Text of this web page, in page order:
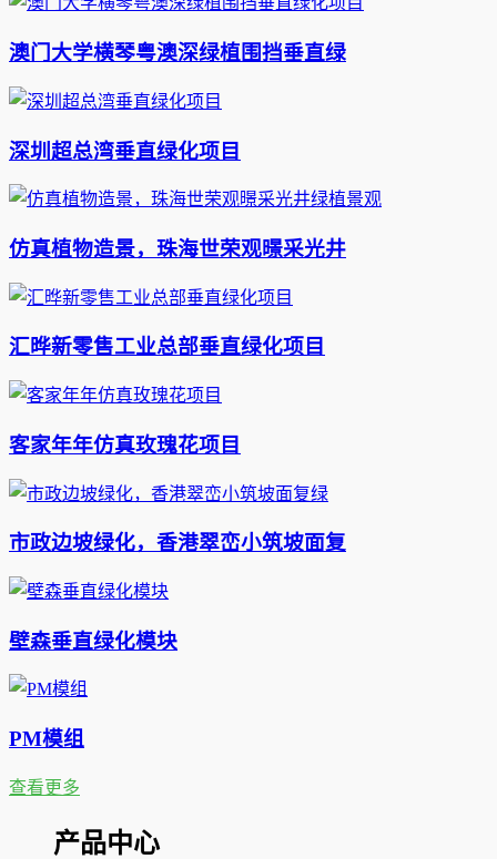
澳门大学横琴粤澳深绿植围挡垂直绿
深圳超总湾垂直绿化项目
仿真植物造景，珠海世荣观暻采光井
汇晔新零售工业总部垂直绿化项目
客家年年仿真玫瑰花项目
市政边坡绿化，香港翠峦小筑坡面复
壁森垂直绿化模块
PM模组
查看更多
产品中心